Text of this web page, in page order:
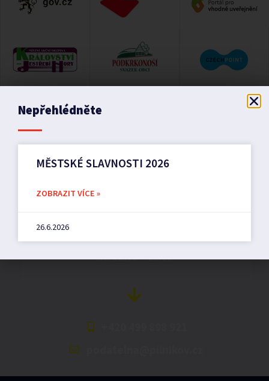
Město Pilníkov
MěU: Po: 08:00 – 17:00,
St: 12:00 – 16:00
Nepřehlédněte
MĚSTSKÉ SLAVNOSTI 2026
ZOBRAZIT VÍCE »
26.6.2026